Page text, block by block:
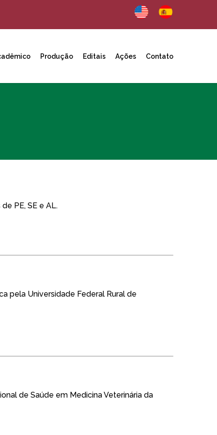
Produção Editais Ações Contato
PE, SE e AL.
pela Universidade Federal Rural de
de Saúde em Medicina Veterinária da